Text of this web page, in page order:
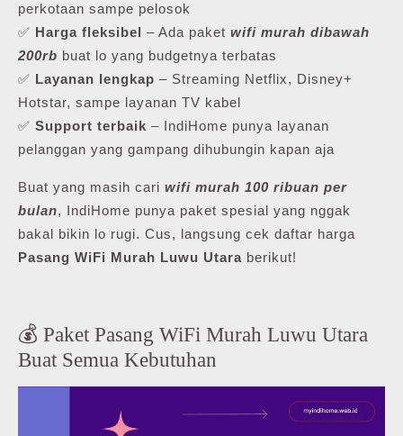
perkotaan sampe pelosok
✅ Harga fleksibel – Ada paket wifi murah dibawah
200rb buat lo yang budgetnya terbatas
✅ Layanan lengkap – Streaming Netflix, Disney+
Hotstar, sampe layanan TV kabel
✅ Support terbaik – IndiHome punya layanan
pelanggan yang gampang dihubungin kapan aja
Buat yang masih cari wifi murah 100 ribuan per
bulan, IndiHome punya paket spesial yang nggak
bakal bikin lo rugi. Cus, langsung cek daftar harga
Pasang WiFi Murah Luwu Utara berikut!
💰 Paket Pasang WiFi Murah Luwu Utara
Buat Semua Kebutuhan